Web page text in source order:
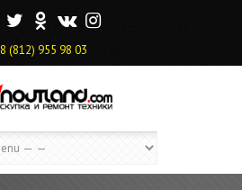
T O V I
8 (812) 955 98 03